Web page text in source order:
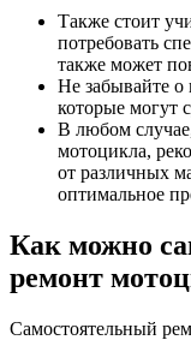
Также стоит
потребовать
также может
Не забывайте о
которые могут
В любом
мотоцикла,
от различных
оптимальное
Как можно
ремонт
Самостоятельный